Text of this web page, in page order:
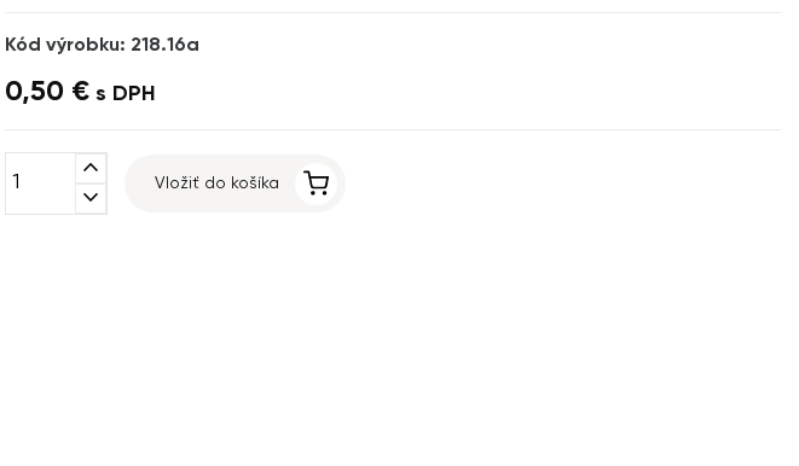
Kód výrobku: 218.16a
0,50 € s DPH
expand_less
expand_more
Vložiť do košíka